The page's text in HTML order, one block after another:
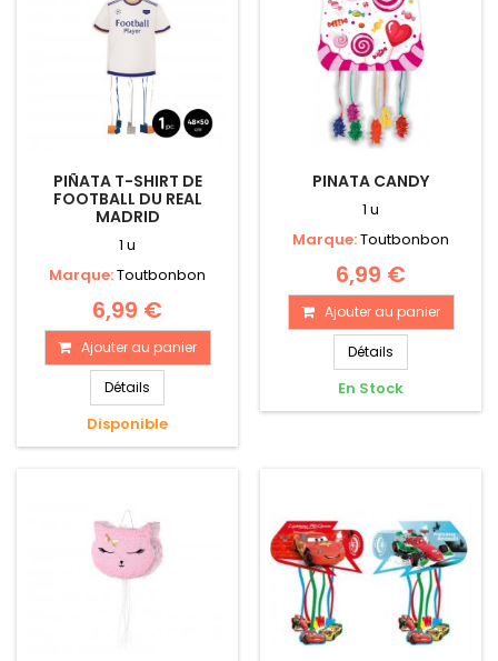
PIÑATA T-SHIRT DE
FOOTBALL DU REAL
MADRID
1 u
Marque:Toutbonbon
6,99 €
Ajouter au panier
Détails
Disponible
PINATA CANDY
1 u
Marque:Toutbonbon
6,99 €
Ajouter au panier
Détails
En Stock